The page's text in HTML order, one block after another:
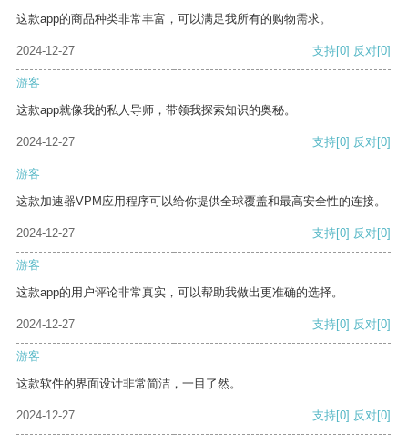
这款app的商品种类非常丰富，可以满足我所有的购物需求。
2024-12-27 支持[0] 反对[0]
游客
这款app就像我的私人导师，带领我探索知识的奥秘。
2024-12-27 支持[0] 反对[0]
游客
这款加速器VPM应用程序可以给你提供全球覆盖和最高安全性的连接。
2024-12-27 支持[0] 反对[0]
游客
这款app的用户评论非常真实，可以帮助我做出更准确的选择。
2024-12-27 支持[0] 反对[0]
游客
这款软件的界面设计非常简洁，一目了然。
2024-12-27 支持[0] 反对[0]